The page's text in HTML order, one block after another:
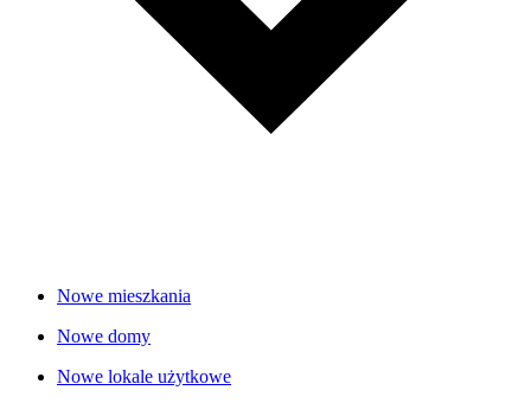
Nowe mieszkania
Nowe domy
Nowe lokale użytkowe